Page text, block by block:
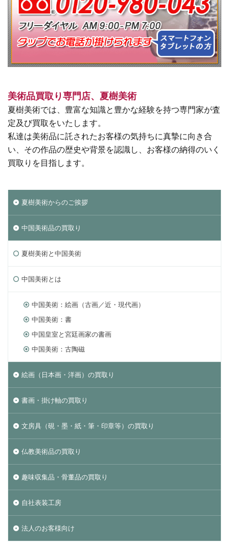
美術品買取り専門店、夏樹美術
夏樹美術では、豊富な知識と豊かな経験を持つ専門家が査
定及び買取をいたします。
私達は美術品に託されたお客様の気持ちに真摯に向き合
い、その作品の歴史や背景を認識し、お客様の納得のいく
買取りを目指します。
夏樹美術からのご挨拶
中国美術品の買取り
夏樹美術と中国美術
中国美術とは
中国美術：絵画（古画／近・現代画）
中国美術：書
中国皇室と宮廷画家の書画
中国美術：古陶磁
絵画（日本画・洋画）の買取り
書画・掛け軸の買取り
文房具（硯・墨・紙・筆・印章等）の買取り
仏教美術品の買取り
趣味収集品・骨董品の買取り
自社表装工房
法人のお客様向け